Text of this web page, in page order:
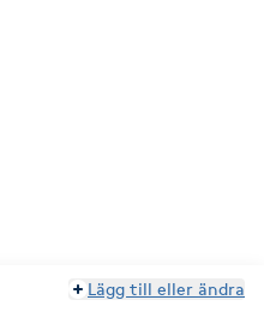
Lägg till eller ändra